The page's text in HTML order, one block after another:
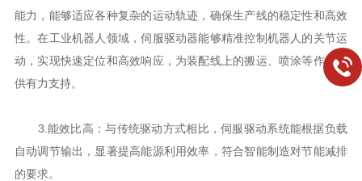
能力，能够适应各种复杂的运动轨迹，确保生产线的稳定性和高效
性。在工业机器人领域，伺服驱动器能够精准控制机器人的关节运
动，实现快速定位和高效响应，为装配线上的搬运、喷涂等作业提
供有力支持。
3.能效比高：与传统驱动方式相比，伺服驱动系统能根据负载
自动调节输出，显著提高能源利用效率，符合智能制造对节能减排
的要求。